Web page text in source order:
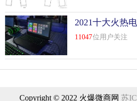
2021十大火热
前10名
11047位用户关注
Copyright © 2022 火爆微商网 苏